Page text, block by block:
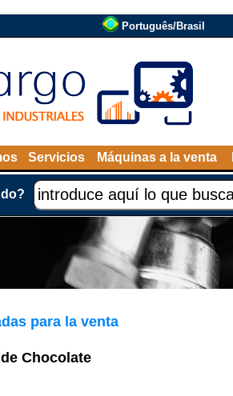
Português/Brasil
Servicios Máquinas a la venta
para la venta
Chocolate